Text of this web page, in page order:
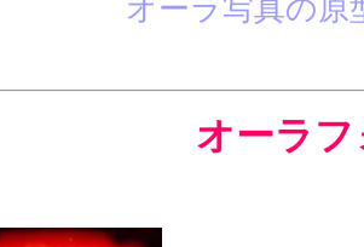
オーラ写真の原
オーラ